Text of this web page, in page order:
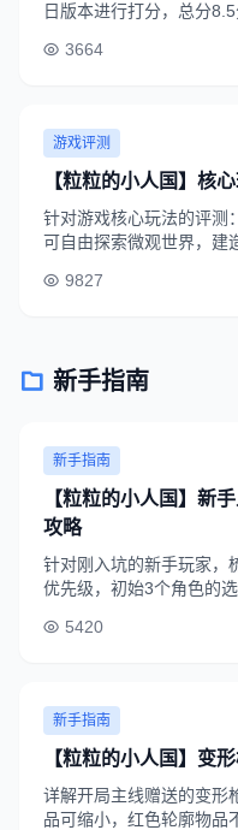
日版本进行打分，总分
验。3664
游戏评测
【粒粒的小人国】核
针对游戏核心玩法的评测
可自由探索微观世界，建
戏，适合全年龄段玩家体
9827
新手指南
新手指南
【粒粒的小人国】新
攻略
针对刚入坑的新手玩家，
优先级，初始3个角色的
5420
新手指南
【粒粒的小人国】变
详解开局主线赠送的变形
品可缩小，红色轮廓物品